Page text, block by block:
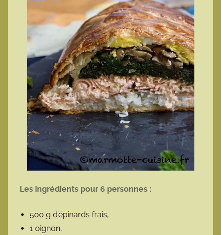
Les ingrédients pour 6 personnes :
500 g d’épinards frais,
1 oignon,